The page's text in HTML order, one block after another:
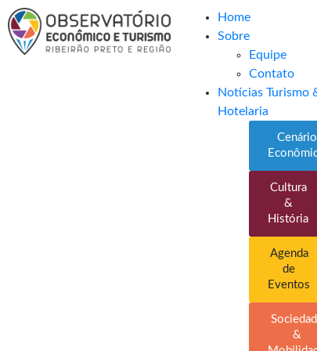
Home
Sobre
Equipe
Contato
Notícias Turismo
Hotelaria
Cenário
Cultura
&
História
Agenda
de
Eventos
&